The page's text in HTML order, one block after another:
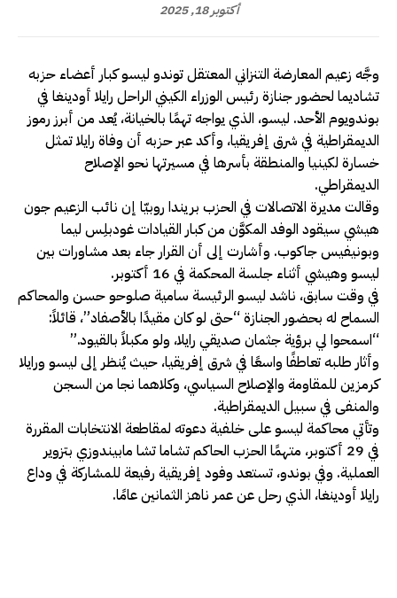
أكتوبر 18, 2025
وجَّه زعيم المعارضة التنزاني المعتقل توندو ليسو كبار أعضاء حزبه
تشاديما لحضور جنازة رئيس الوزراء الكيني الراحل رايلا أودينغا في
بوندويوم الأحد. ليسو، الذي يواجه تهمًا بالخيانة، يُعد من أبرز رموز
الديمقراطية في شرق إفريقيا، وأكد عبر حزبه أن وفاة رايلا تمثل
خسارة لكينيا والمنطقة بأسرها في مسيرتها نحو الإصلاح
الديمقراطي.
وقالت مديرة الاتصالات في الحزب بريندا روبيّا إن نائب الزعيم جون
هيشي سيقود الوفد المكوَّن من كبار القيادات غودبلِس ليما
وبونيفيس جاكوب. وأشارت إلى أن القرار جاء بعد مشاورات بين
ليسو وهيشي أثناء جلسة المحكمة في 16 أكتوبر.
في وقت سابق، ناشد ليسو الرئيسة سامية صلوحو حسن والمحاكم
السماح له بحضور الجنازة “حتى لو كان مقيدًا بالأصفاد”، قائلاً:
“اسمحوا لي برؤية جثمان صديقي رايلا، ولو مكبلاً بالقيود.”
وأثار طلبه تعاطفًا واسعًا في شرق إفريقيا، حيث يُنظر إلى ليسو ورايلا
كرمزين للمقاومة والإصلاح السياسي، وكلاهما نجا من السجن
والمنفى في سبيل الديمقراطية.
وتأتي محاكمة ليسو على خلفية دعوته لمقاطعة الانتخابات المقررة
في 29 أكتوبر، متهمًا الحزب الحاكم تشاما تشا مابيندوزي بتزوير
العملية. وفي بوندو، تستعد وفود إفريقية رفيعة للمشاركة في وداع
رايلا أودينغا، الذي رحل عن عمر ناهز الثمانين عامًا.